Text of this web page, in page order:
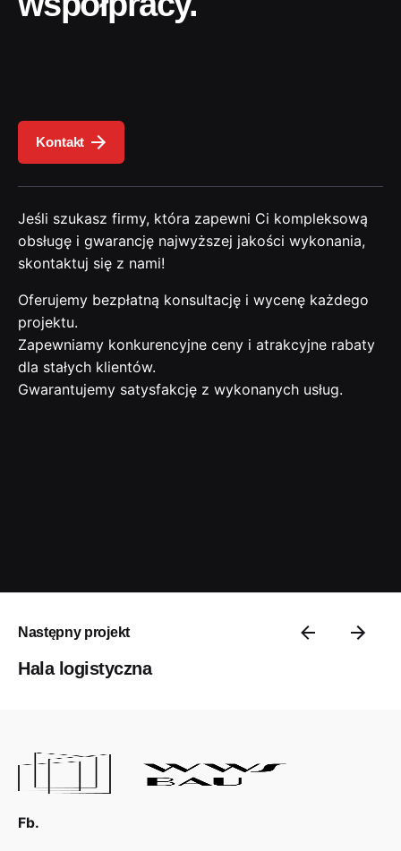
Kontakt
Jeśli szukasz firmy, która zapewni Ci kompleksową
obsługę i gwarancję najwyższej jakości wykonania,
skontaktuj się z nami!
Oferujemy bezpłatną konsultację i wycenę każdego
projektu.
Zapewniamy konkurencyjne ceny i atrakcyjne rabaty
dla stałych klientów.
Gwarantujemy satysfakcję z wykonanych usług.
Następny projekt
Hala logistyczna
Fb.